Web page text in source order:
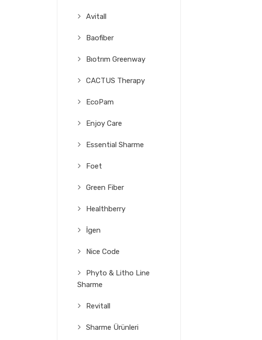
Avitall
Baofiber
Bıotrım Greenway
CACTUS Therapy
EcoPam
Enjoy Care
Essential Sharme
Foet
Green Fiber
Healthberry
İgen
Nice Code
Phyto & Litho Line
Sharme
Revitall
Sharme Ürünleri